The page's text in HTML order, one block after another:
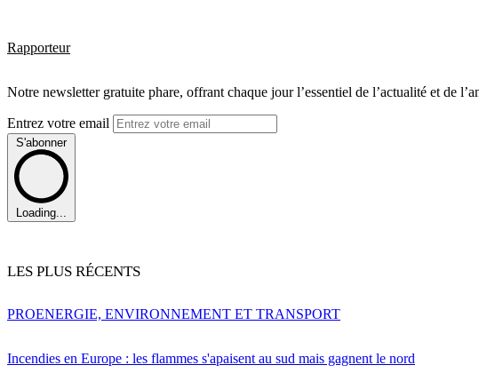
Rapporteur
Notre newsletter gratuite phare, offrant chaque jour l’essentiel de l’actualité et de
Entrez votre email
S'abonner
Loading...
LES PLUS RÉCENTS
Incendies en Europe : les flammes s'apaisent au sud mais gagnent le nord
PROENERGIE, ENVIRONNEMENT ET TRANSPORT